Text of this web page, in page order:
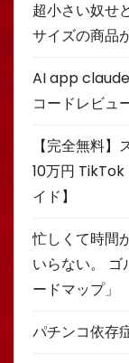
超小さい奴せ
サイズの商品
AI app
コードレビュ
【完全無料
10万円
イド】
忙しくて時間
いらない。 ゴ
ードマップ」
パチンコ依存